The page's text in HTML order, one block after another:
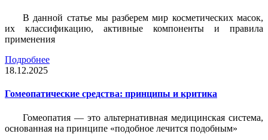
В данной статье мы разберем мир косметических масок,
их классификацию, активные компоненты и правила
применения
Подробнее
18.12.2025
Гомеопатические средства: принципы и критика
Гомеопатия — это альтернативная медицинская система,
основанная на принципе «подобное лечится подобным»